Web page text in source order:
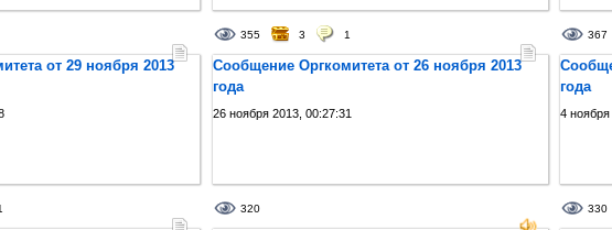
355 3 1 367
от 29 ноября 2013
Сообщение Оргкомитета от 26 ноября 2013
года
26 ноября 2013, 00:27:31
320
года
4
330